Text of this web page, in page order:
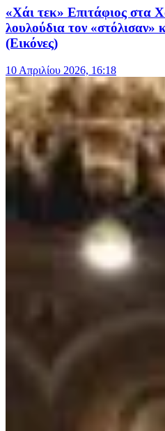
«Χάι τεκ» Επιτάφιος στα
λουλούδια τον «στόλισαν»
(Εικόνες)
10 Απριλίου 2026, 16:18